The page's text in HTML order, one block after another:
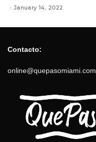
January 14, 2022
Contacto:
online@quepasomiami.com